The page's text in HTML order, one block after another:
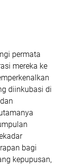
permata
mereka ke
diinkubasi di
bagi
kepupusan,